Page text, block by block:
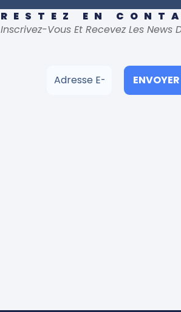
RESTEZ EN
Inscrivez-Vous Et Recevez Les News